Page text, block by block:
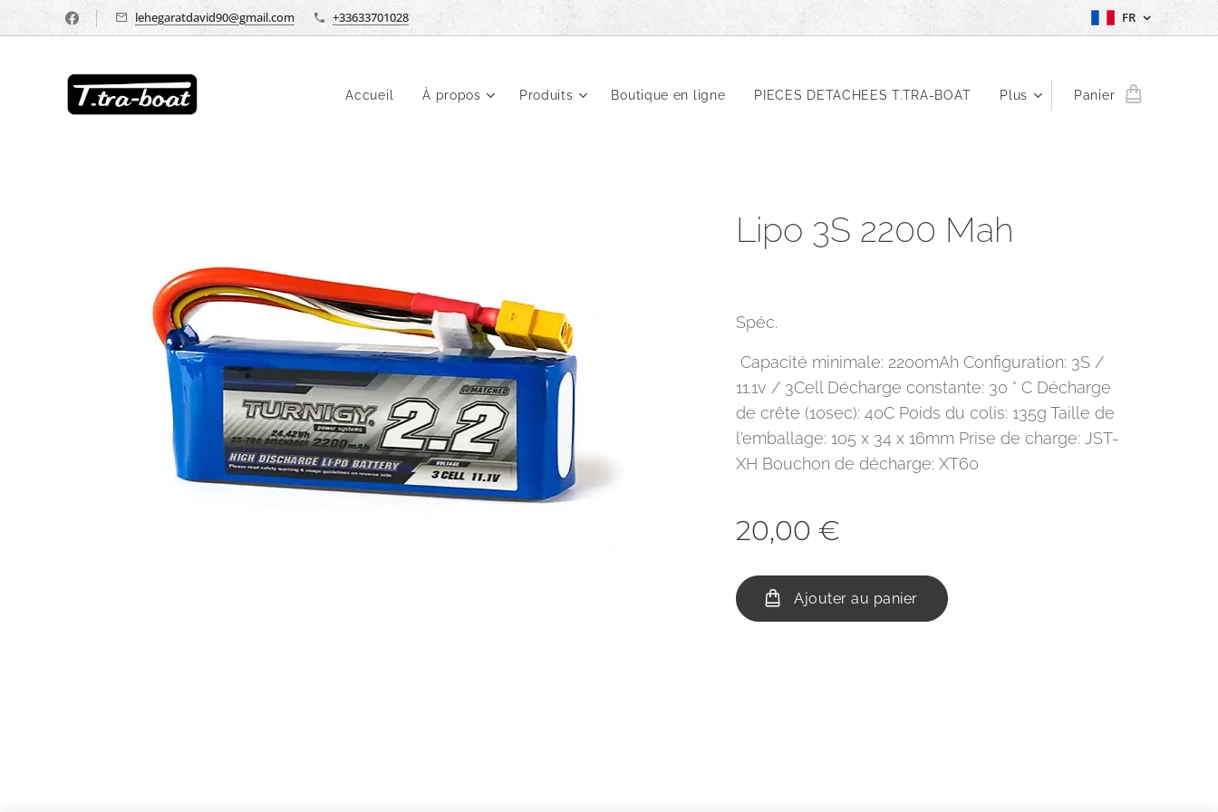
lehegaratdavid90@gmail.com +33633701028 FR
Accueil À propos Produits Boutique en ligne PIECES DETACHEES T.TRA-BOAT Plus Panier
Lipo 3S 2200 Mah
Spéc.
Capacité minimale: 2200mAh Configuration: 3S /
11.1v / 3Cell Décharge constante: 30 ° C Décharge
de crête (10sec): 40C Poids du colis: 135g Taille de
l'emballage: 105 x 34 x 16mm Prise de charge: JST-
XH Bouchon de décharge: XT60
20,00 €
Ajouter au panier